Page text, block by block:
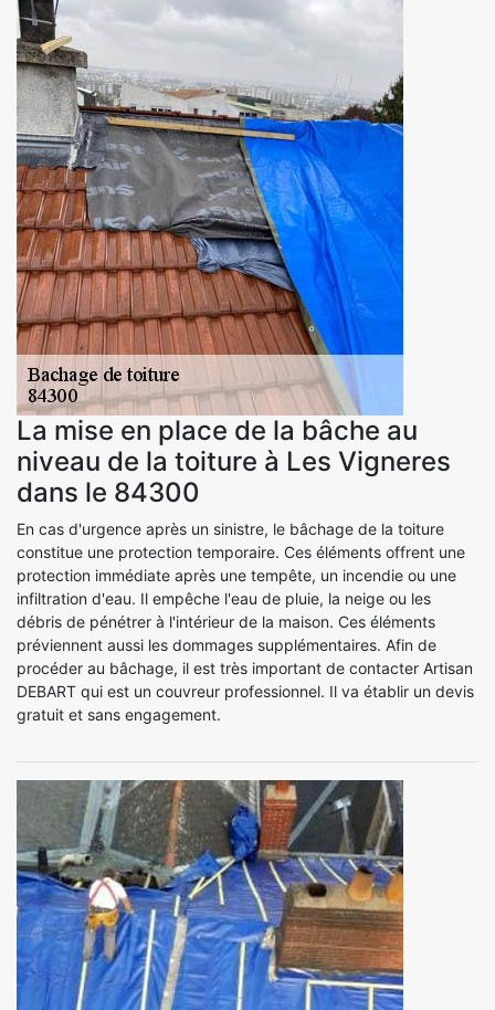
La mise en place de la bâche au
niveau de la toiture à Les Vigneres
dans le 84300
En cas d'urgence après un sinistre, le bâchage de la toiture
constitue une protection temporaire. Ces éléments offrent une
protection immédiate après une tempête, un incendie ou une
infiltration d'eau. Il empêche l'eau de pluie, la neige ou les
débris de pénétrer à l'intérieur de la maison. Ces éléments
préviennent aussi les dommages supplémentaires. Afin de
procéder au bâchage, il est très important de contacter Artisan
DEBART qui est un couvreur professionnel. Il va établir un devis
gratuit et sans engagement.